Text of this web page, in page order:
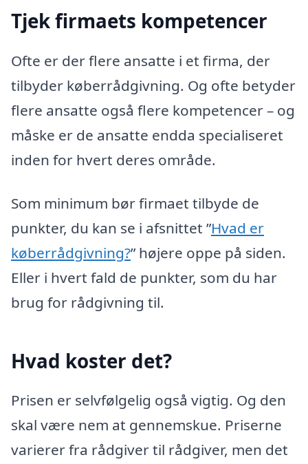
Tjek firmaets kompetencer
Ofte er der flere ansatte i et firma, der
tilbyder køberrådgivning. Og ofte betyder
flere ansatte også flere kompetencer – og
måske er de ansatte endda specialiseret
inden for hvert deres område.
Som minimum bør firmaet tilbyde de
punkter, du kan se i afsnittet ”Hvad er
køberrådgivning?” højere oppe på siden.
Eller i hvert fald de punkter, som du har
brug for rådgivning til.
Hvad koster det?
Prisen er selvfølgelig også vigtig. Og den
skal være nem at gennemskue. Priserne
varierer fra rådgiver til rådgiver, men det